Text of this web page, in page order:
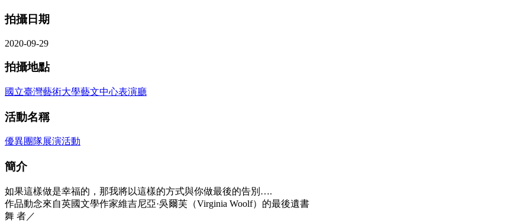
拍攝日期
2020-09-29
拍攝地點
國立臺灣藝術大學藝文中心表演廳
活動名稱
優異團隊展演活動
簡介
如果這樣做是幸福的，那我將以這樣的方式與你做最後的告別….
作品動念來自英國文學作家維吉尼亞·吳爾芙（Virginia Woolf）的最後遺書
舞 者／